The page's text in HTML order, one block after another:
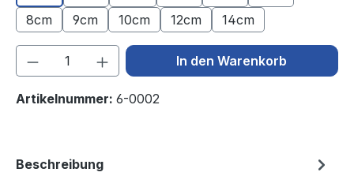
8cm
9cm 10cm 12cm 14cm
Produkt Anzahl: Gib denIn den Warenkorb
Artikelnummer: 6-0002
Beschreibung